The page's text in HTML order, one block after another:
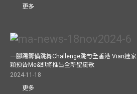
更多
一腳踢籌備跳舞Challenge跳勻全香港 Vian連家
穎預告Me&即將推出全新聖誕歌
2024-11-18
更多